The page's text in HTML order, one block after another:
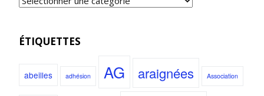
ÉTIQUETTES
abeilles adhésion AG araignées Association